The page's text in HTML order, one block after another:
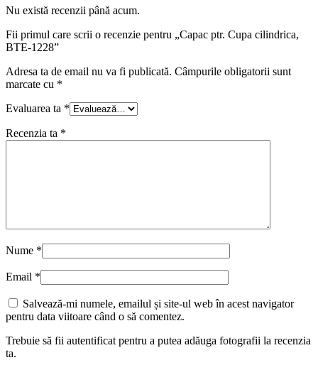
Nu există recenzii până acum.
Fii primul care scrii o recenzie pentru „Capac ptr. Cupa cilindrica,
BTE-1228”
Adresa ta de email nu va fi publicată. Câmpurile obligatorii sunt
marcate cu *
Evaluarea ta *
Recenzia ta *
Nume *
Email *
Salvează-mi numele, emailul și site-ul web în acest navigator
pentru data viitoare când o să comentez.
Trebuie să fii autentificat pentru a putea adăuga fotografii la recenzia
ta.